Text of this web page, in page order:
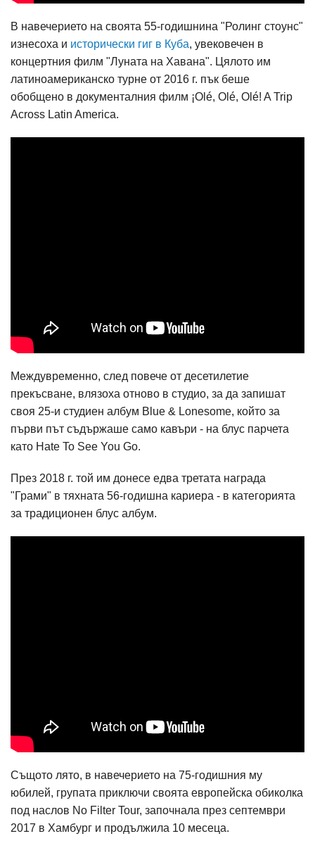
В навечерието на своята 55-годишнина "Ролинг стоунс"
изнесоха и исторически гиг в Куба, увековечен в
концертния филм "Луната на Хавана". Цялото им
латиноамериканско турне от 2016 г. пък беше
обобщено в документалния филм ¡Olé, Olé, Olé! A Trip
Across Latin America.
Междувременно, след повече от десетилетие
прекъсване, влязоха отново в студио, за да запишат
своя 25-и студиен албум Blue & Lonesome, който за
първи път съдържаше само кавъри - на блус парчета
като Hate To See You Go.
През 2018 г. той им донесе едва третата награда
"Грами" в тяхната 56-годишна кариера - в категорията
за традиционен блус албум.
Същото лято, в навечерието на 75-годишния му
юбилей, групата приключи своята европейска обиколка
под наслов No Filter Tour, започнала през септември
2017 в Хамбург и продължила 10 месеца.